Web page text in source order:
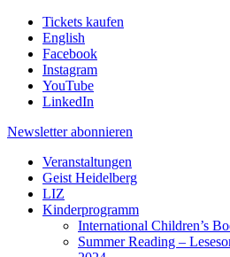
Tickets kaufen
English
Facebook
Instagram
YouTube
LinkedIn
Newsletter abonnieren
Veranstaltungen
Geist Heidelberg
LIZ
Kinderprogramm
International Children’s
Summer Reading –